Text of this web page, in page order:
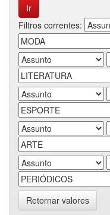
Filtros correntes:
Retornar valores